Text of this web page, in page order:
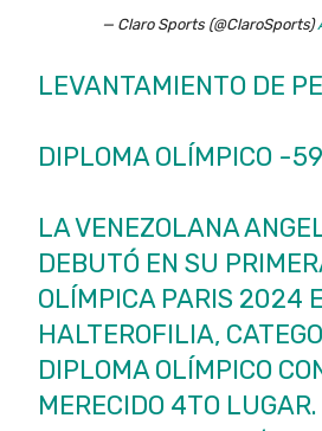
— Claro Sports (@ClaroSports)
LEVANTAMIENTO DE
DIPLOMA OLÍMPICO -
LA VENEZOLANA
DEBUTÓ EN SU
OLÍMPICA PARIS 2024
HALTEROFILIA,
DIPLOMA OLÍMPICO
MERECIDO 4TO LUGAR.